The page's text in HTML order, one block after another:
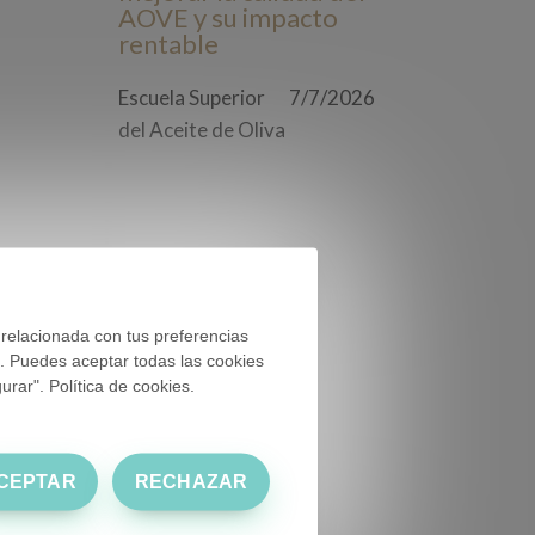
AOVE y su impacto
rentable
Escuela Superior
del Aceite de Oliva
7/7/2026
con tus preferencias
aceptar todas las cookies
Política de cookies.
RECHAZAR